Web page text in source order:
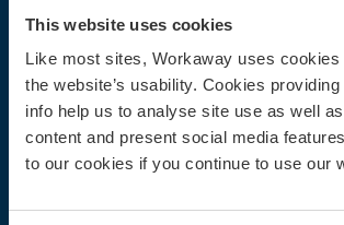
This website uses cookies
Like most sites, Workaway uses
the website’s usability. Cookies
info help us to analyse site use as well
content and present social media
to our cookies if you continue to use our
Comunidade
Workaway Blog
Galeria de Fotos Workaway
Workaway.tv